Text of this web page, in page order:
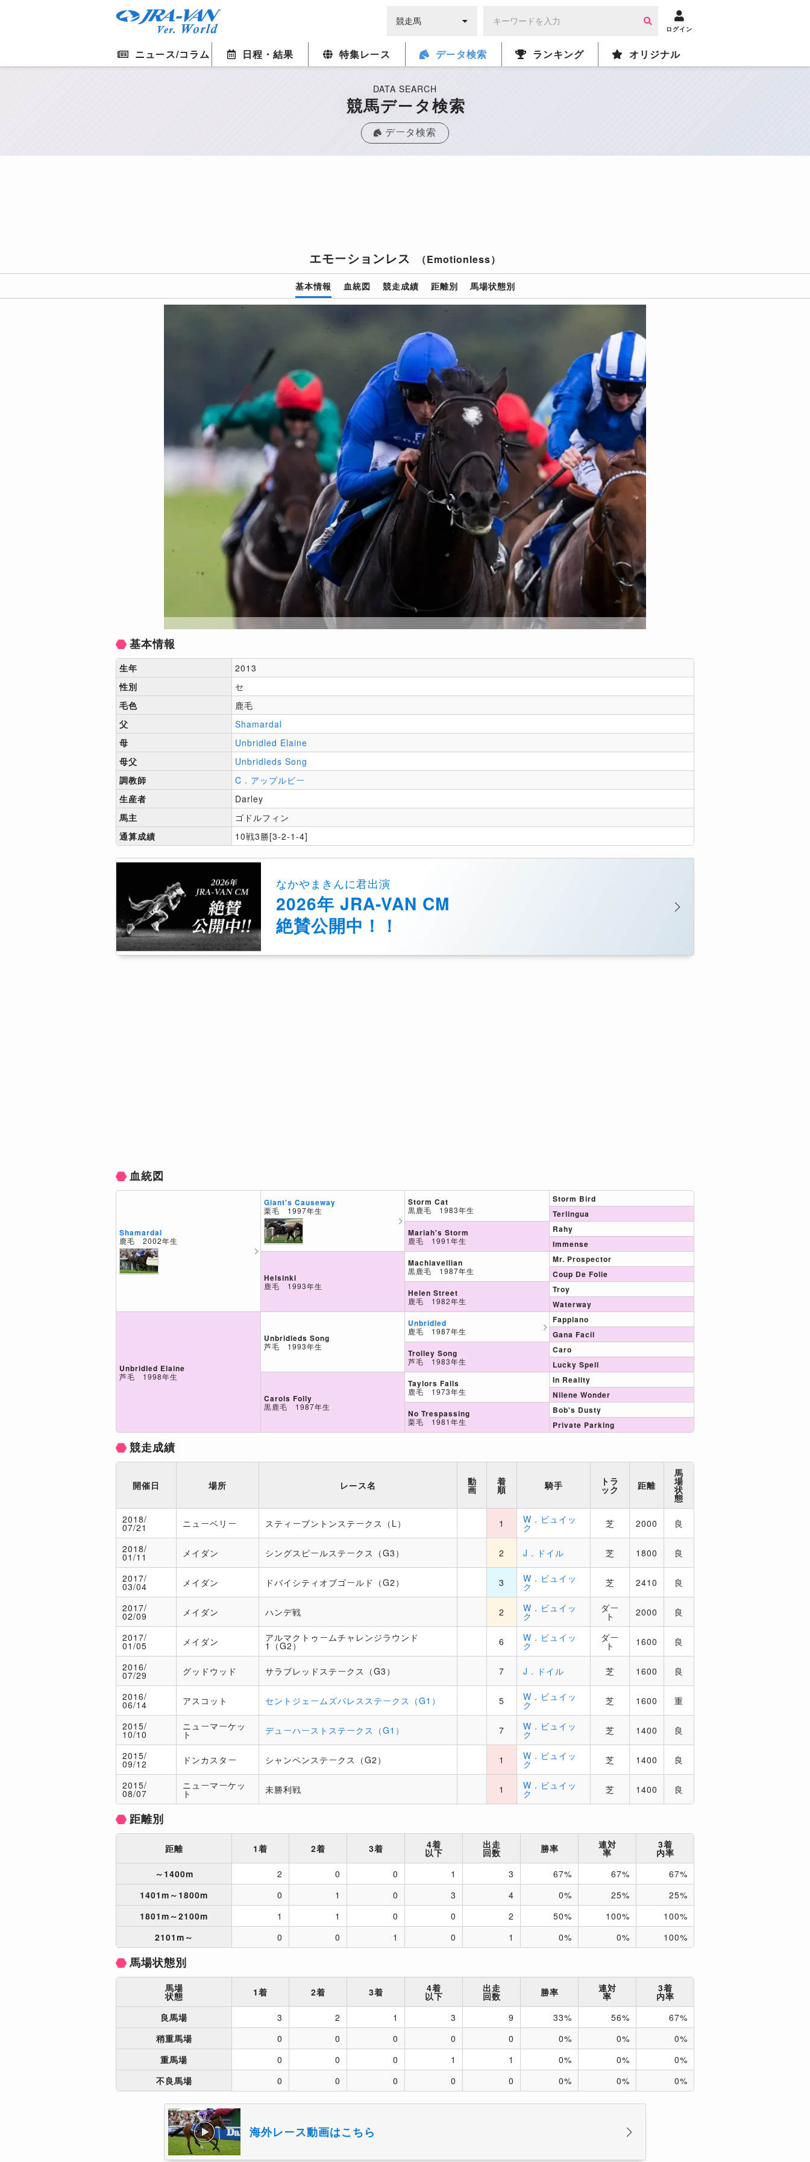
ログイン
ニュース/コラム 日程・結果 特集レース データ検索 ランキング オリジナル
DATA SEARCH
競馬データ検索
データ検索
エモーションレス （Emotionless）
基本情報 血統図 競走成績 距離別 馬場状態別
基本情報
生年
2013
性別
セ
毛色
鹿毛
父
Shamardal
母
Unbridled Elaine
母父
Unbridleds Song
調教師
C．アップルビー
生産者
Darley
馬主
ゴドルフィン
通算成績
10戦3勝[3-2-1-4]
なかやまきんに君出演
2026年 JRA-VAN CM
絶賛公開中！！
血統図
Shamardal
鹿毛 2002年生
Unbridled Elaine
芦毛 1998年生
Giant's Causeway
栗毛 1997年生
Helsinki
鹿毛 1993年生
Unbridleds Song
芦毛 1993年生
Carols Folly
黒鹿毛 1987年生
Storm Cat
黒鹿毛 1983年生
Mariah's Storm
鹿毛 1991年生
Machiavellian
黒鹿毛 1987年生
Helen Street
鹿毛 1982年生
Unbridled
鹿毛 1987年生
Trolley Song
芦毛 1983年生
Taylors Falls
鹿毛 1973年生
No Trespassing
栗毛 1981年生
Storm Bird
Terlingua
Rahy
Immense
Mr. Prospector
Coup De Folie
Troy
Waterway
Fappiano
Gana Facil
Caro
Lucky Spell
In Reality
Nilene Wonder
Bob's Dusty
Private Parking
競走成績
開催日 場所 レース名 動
画
着
順 騎手 トラ
ック 距離
馬
場
状
態
2018/
07/21 ニューベリー スティーブントンステークス（L） 1 W．ビュイッ
ク 芝 2000 良
2018/
01/11 メイダン シングスピールステークス（G3） 2 J．ドイル 芝 1800 良
2017/
03/04 メイダン ドバイシティオブゴールド（G2） 3 W．ビュイッ
ク 芝 2410 良
2017/
02/09 メイダン ハンデ戦 2 W．ビュイッ
ク
ダー
ト 2000 良
2017/
01/05 メイダン アルマクトゥームチャレンジラウンド
1（G2） 6 W．ビュイッ
ク
ダー
ト 1600 良
2016/
07/29 グッドウッド サラブレッドステークス（G3） 7 J．ドイル 芝 1600 良
2016/
06/14 アスコット セントジェームズパレスステークス（G1） 5 W．ビュイッ
ク 芝 1600 重
2015/
10/10
ニューマーケッ
ト デューハーストステークス（G1） 7 W．ビュイッ
ク 芝 1400 良
2015/
09/12 ドンカスター シャンペンステークス（G2） 1 W．ビュイッ
ク 芝 1400 良
2015/
08/07
ニューマーケッ
ト 未勝利戦 1 W．ビュイッ
ク 芝 1400 良
距離別
距離 1着 2着 3着 4着
以下
出走
回数 勝率 連対
率
3着
内率
～1400m
2 0 0 1 3 67% 67%
67%
1401m～1800m
0 1 0 3 4 0% 25%
25%
1801m～2100m
1 1 0 0 2 50% 100%
100%
2101m～
0 0 1 0 1 0% 0% 100%
馬場状態別
馬場
状態 1着 2着 3着 4着
以下
出走
回数 勝率 連対
率
3着
内率
良馬場
3 2 1 3 9 33% 56%
67%
稍重馬場
0 0 0 0 0 0% 0%
0%
重馬場
0 0 0 1 1 0% 0%
0%
不良馬場
0 0 0 0 0 0% 0% 0%
海外レース動画はこちら